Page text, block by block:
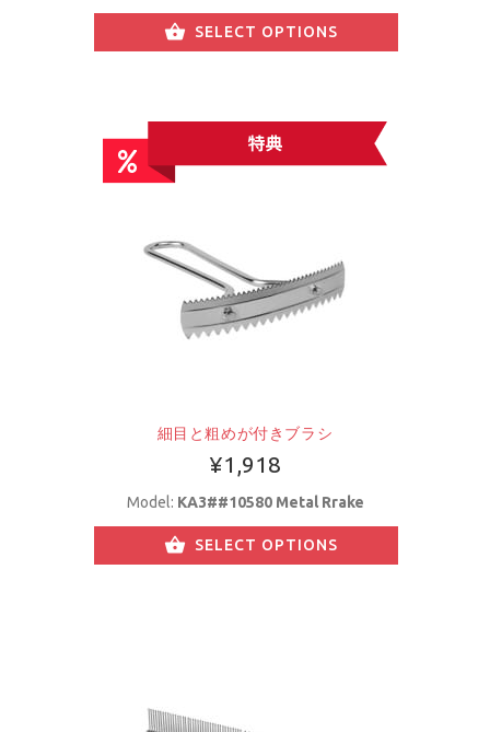
SELECT OPTIONS
細目と粗めが付きブラシ
¥1,918
Model: KA3##10580 Metal Rrake
SELECT OPTIONS